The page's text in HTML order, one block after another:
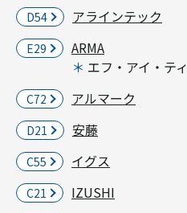
D54 アラインテック
E29
ARMA
エフ・アイ・ティ
C72 アルマーク
D21 安藤
C55 イグス
C21 IZUSHI